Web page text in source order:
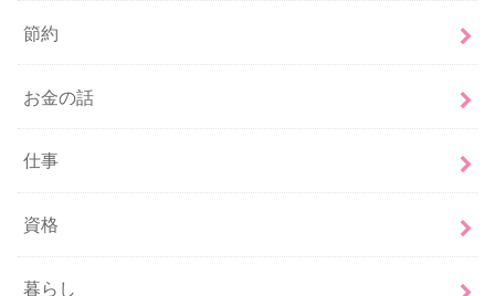
節約
お金の話
仕事
資格
暮らし